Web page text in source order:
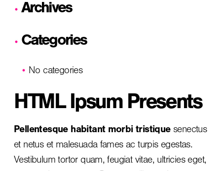
Archives
Categories
No categories
HTML Ipsum Presents
Pellentesque habitant morbi tristiquesenectus
et netus et malesuada fames ac turpis egestas.
Vestibulum tortor quam, feugiat vitae, ultricies eget,